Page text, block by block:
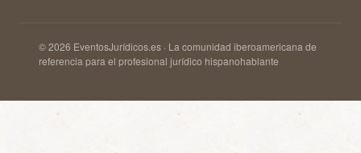
© 2026 EventosJurídicos.es · La comunidad iberoamericana de
referencia para el profesional jurídico hispanohablante